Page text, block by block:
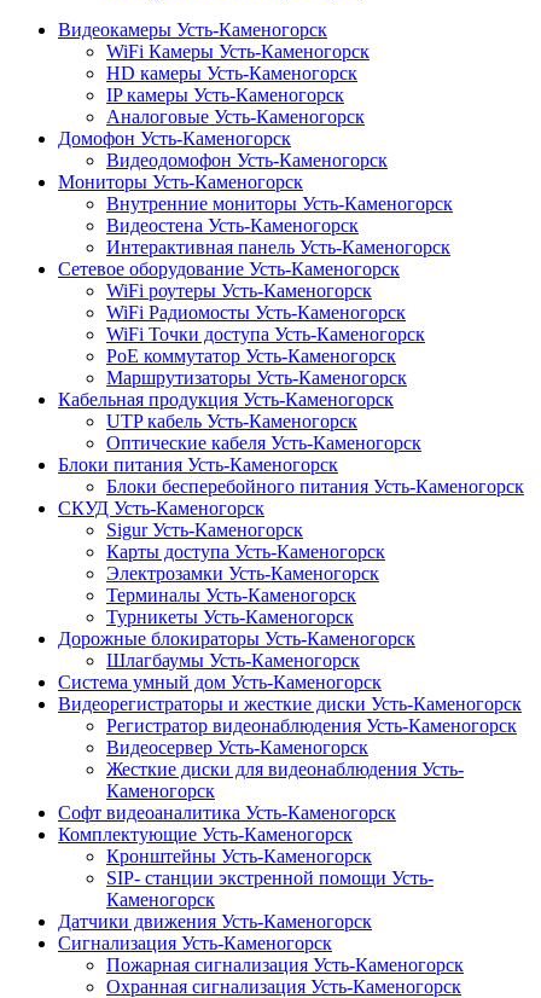
Видеокамеры Усть-Каменогорск
WiFi Камеры Усть-Каменогорск
HD камеры Усть-Каменогорск
IP камеры Усть-Каменогорск
Аналоговые Усть-Каменогорск
Домофон Усть-Каменогорск
Видеодомофон Усть-Каменогорск
Мониторы Усть-Каменогорск
Внутренние мониторы Усть-Каменогорск
Видеостена Усть-Каменогорск
Интерактивная панель Усть-Каменогорск
Сетевое оборудование Усть-Каменогорск
WiFi роутеры Усть-Каменогорск
WiFi Радиомосты Усть-Каменогорск
WiFi Точки доступа Усть-Каменогорск
PoE коммутатор Усть-Каменогорск
Маршрутизаторы Усть-Каменогорск
Кабельная продукция Усть-Каменогорск
UTP кабель Усть-Каменогорск
Оптические кабеля Усть-Каменогорск
Блоки питания Усть-Каменогорск
Блоки бесперебойного питания Усть-Каменогорск
СКУД Усть-Каменогорск
Sigur Усть-Каменогорск
Карты доступа Усть-Каменогорск
Электрозамки Усть-Каменогорск
Терминалы Усть-Каменогорск
Турникеты Усть-Каменогорск
Дорожные блокираторы Усть-Каменогорск
Шлагбаумы Усть-Каменогорск
Система умный дом Усть-Каменогорск
Видеорегистраторы и жесткие диски Усть-Каменогорск
Регистратор видеонаблюдения Усть-Каменогорск
Видеосервер Усть-Каменогорск
Жесткие диски для видеонаблюдения Усть-
Каменогорск
Софт видеоаналитика Усть-Каменогорск
Комплектующие Усть-Каменогорск
Кронштейны Усть-Каменогорск
SIP- станции экстренной помощи Усть-
Каменогорск
Датчики движения Усть-Каменогорск
Сигнализация Усть-Каменогорск
Пожарная сигнализация Усть-Каменогорск
Охранная сигнализация Усть-Каменогорск